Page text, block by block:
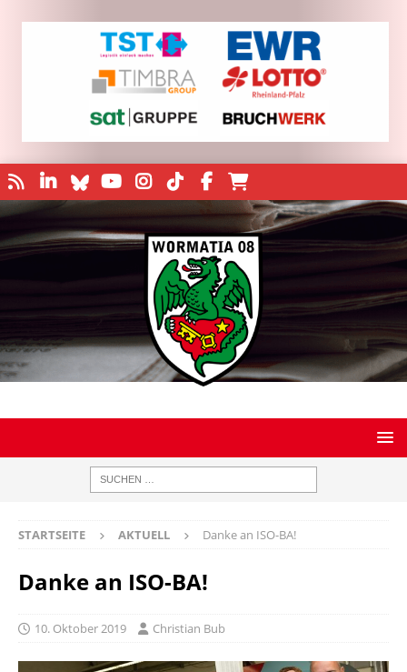
STARTSEITE AKTUELL Danke an ISO-BA!
Danke an ISO-BA!
10. Oktober 2019 Christian Bub